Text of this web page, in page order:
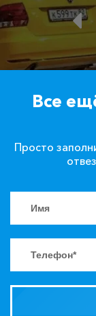
Все
Просто